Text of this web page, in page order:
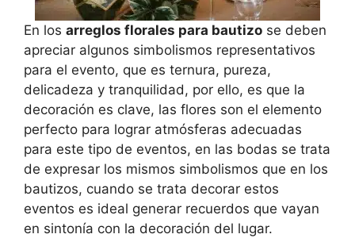
En los arreglos florales para bautizo se deben
apreciar algunos simbolismos representativos
para el evento, que es ternura, pureza,
delicadeza y tranquilidad, por ello, es que la
decoración es clave, las flores son el elemento
perfecto para lograr atmósferas adecuadas
para este tipo de eventos, en las bodas se trata
de expresar los mismos simbolismos que en los
bautizos, cuando se trata decorar estos
eventos es ideal generar recuerdos que vayan
en sintonía con la decoración del lugar.